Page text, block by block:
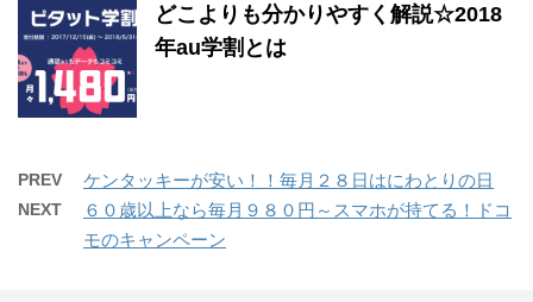
どこよりも分かりやすく解説☆2018
年au学割とは
PREV ケンタッキーが安い！！毎月２８日はにわとりの日
NEXT
６０歳以上なら毎月９８０円～スマホが持てる！ドコ
モのキャンペーン